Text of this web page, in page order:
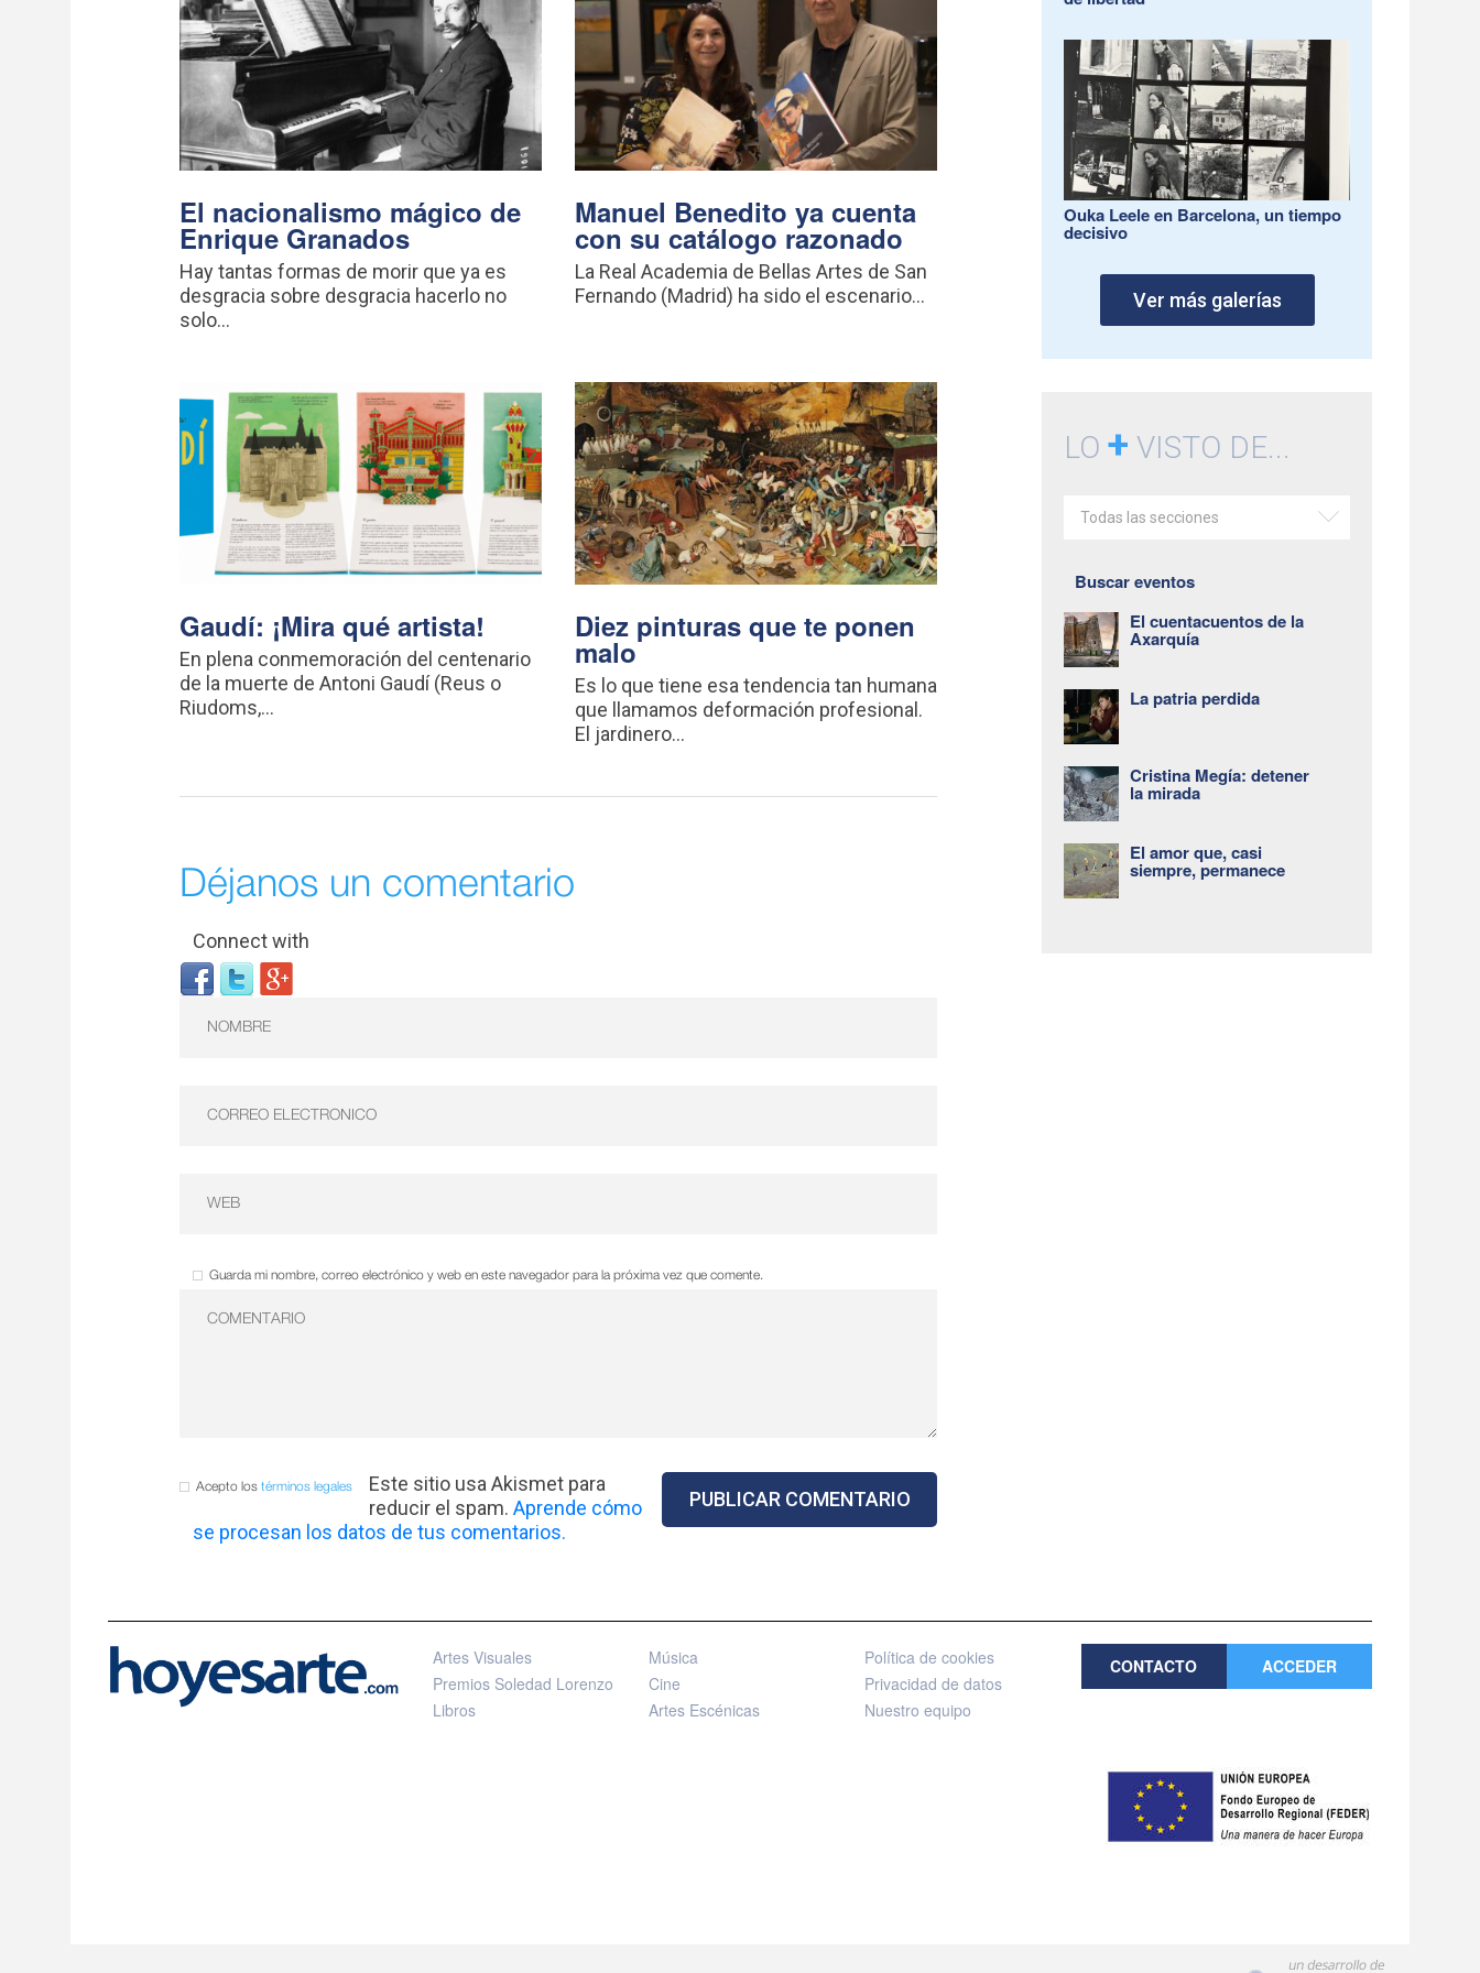
El nacionalismo mágico de
Enrique Granados
Hay tantas formas de morir que ya es
desgracia sobre desgracia hacerlo no
solo...
Manuel Benedito ya cuenta
con su catálogo razonado
La Real Academia de Bellas Artes de San
Fernando (Madrid) ha sido el escenario...
Gaudí: ¡Mira qué artista!
En plena conmemoración del centenario
de la muerte de Antoni Gaudí (Reus o
Riudoms,...
Diez pinturas que te ponen
malo
Es lo que tiene esa tendencia tan humana
que llamamos deformación profesional.
El jardinero...
Déjanos un comentario
Connect with
Guarda mi nombre, correo electrónico y web en este navegador para la próxima vez que comente.
Acepto los términos legales
Este sitio usa Akismet para
reducir el spam. Aprende cómo
se procesan los datos de tus comentarios.
Ouka Leele en Barcelona, un tiempo
decisivo
Ver más galerías
LO+ VISTO DE...
Todas las secciones
Buscar eventos
El cuentacuentos de la
Axarquía
La patria perdida
Cristina Megía: detener
la mirada
El amor que, casi
siempre, permanece
Artes Visuales
Premios Soledad Lorenzo
Libros
Música
Cine
Artes Escénicas
Política de cookies
Privacidad de datos
Nuestro equipo
CONTACTO ACCEDER